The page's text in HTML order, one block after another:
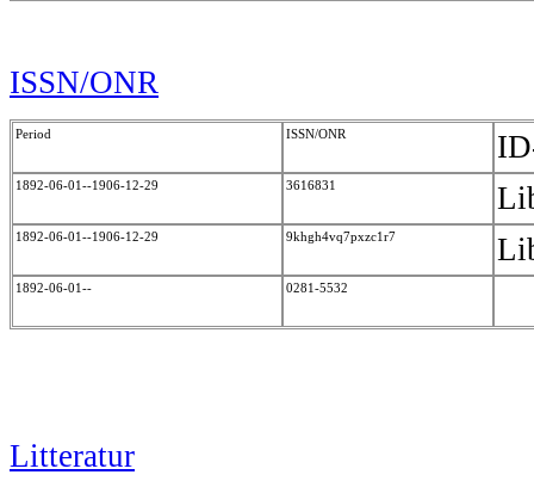
ISSN/ONR
Period ISSN/ONR
1892-06-01--1906-12-29 3616831
1892-06-01--1906-12-29 9khgh4vq7pxzc1r7
1892-06-01-- 0281-5532
Litteratur